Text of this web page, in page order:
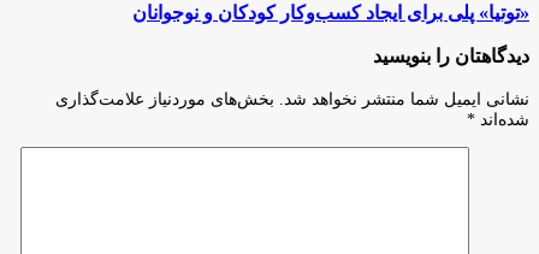
«ورود
ویژه
رییس
به
موضوع
«توتیا»
برای
کسب‌وکار
کودکان
«توتیا» پلی برای ایجاد کسب‌وکار کودکان و نوجوانان
دیدگاهتان را بنویسید
نشانی ایمیل شما منتشر نخواهد شد.
بخش‌های موردنیاز علامت‌گذاری
شده‌اند *